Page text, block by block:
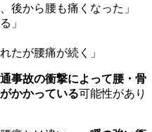
後から腰も痛くなった」
」
たが腰痛が続く」
事故の衝撃によって腰・骨
かかっている可能性があり